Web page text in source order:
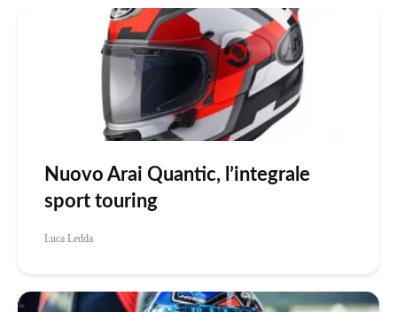
Nuovo Arai Quantic, l’integrale
sport touring
Luca Ledda